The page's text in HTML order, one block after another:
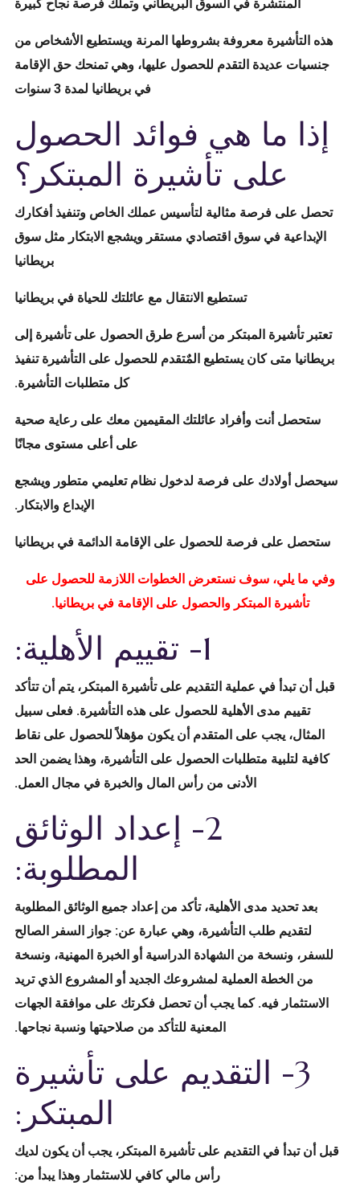
المنتشرة في السوق البريطاني وتملك فرصة نجاح كبيرة
هذه التأشيرة معروفة بشروطها المرنة ويستطيع الأشخاص من
جنسيات عديدة التقدم للحصول عليها، وهي تمنحك حق الإقامة
في بريطانيا لمدة 3 سنوات
إذا ما هي فوائد الحصول
على تأشيرة المبتكر؟
تحصل على فرصة مثالية لتأسيس عملك الخاص وتنفيذ أفكارك
الإبداعية في سوق اقتصادي مستقر ويشجع الابتكار مثل سوق
بريطانيا
تستطيع الانتقال مع عائلتك للحياة في بريطانيا
تعتبر تأشيرة المبتكر من أسرع طرق الحصول على تأشيرة إلى
بريطانيا متى كان يستطيع المٌتقدم للحصول على التأشيرة تنفيذ
كل متطلبات التأشيرة.
ستحصل أنت وأفراد عائلتك المقيمين معك على رعاية صحية
على أعلى مستوى مجانًا
سيحصل أولادك على فرصة لدخول نظام تعليمي متطور ويشجع
الإبداع والابتكار.
ستحصل على فرصة للحصول على الإقامة الدائمة في بريطانيا
وفي ما يلي، سوف نستعرض الخطوات اللازمة للحصول على
تأشيرة المبتكر والحصول على الإقامة في بريطانيا.
1- تقييم الأهلية:
قبل أن تبدأ في عملية التقديم على تأشيرة المبتكر، يتم أن تتأكد
تقييم مدى الأهلية للحصول على هذه التأشيرة. فعلى سبيل
المثال، يجب على المتقدم أن يكون مؤهلاً للحصول على نقاط
كافية لتلبية متطلبات الحصول على التأشيرة، وهذا يضمن الحد
الأدنى من رأس المال والخبرة في مجال العمل.
2- إعداد الوثائق
المطلوبة:
بعد تحديد مدى الأهلية، تأكد من إعداد جميع الوثائق المطلوبة
لتقديم طلب التأشيرة، وهي عبارة عن: جواز السفر الصالح
للسفر، ونسخة من الشهادة الدراسية أو الخبرة المهنية، ونسخة
من الخطة العملية لمشروعك الجديد أو المشروع الذي تريد
الاستثمار فيه. كما يجب أن تحصل فكرتك على موافقة الجهات
المعنية للتأكد من صلاحيتها ونسبة نجاحها.
3- التقديم على تأشيرة
المبتكر:
قبل أن تبدأ في التقديم على تأشيرة المبتكر، يجب أن يكون لديك
رأس مالي كافي للاستثمار وهذا يبدأ من: